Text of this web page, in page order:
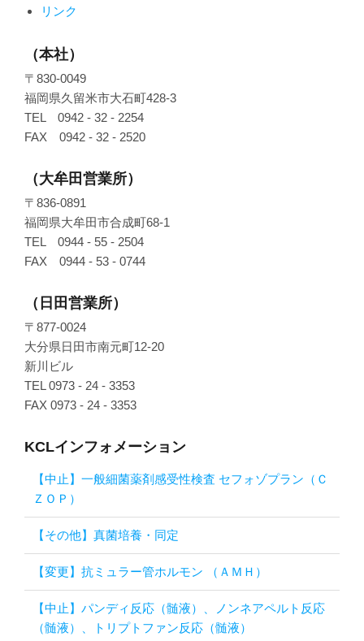
リンク
（本社）
〒830-0049
福岡県久留米市大石町428-3
TEL 0942 - 32 - 2254
FAX 0942 - 32 - 2520
（大牟田営業所）
〒836-0891
福岡県大牟田市合成町68-1
TEL 0944 - 55 - 2504
FAX 0944 - 53 - 0744
（日田営業所）
〒877-0024
大分県日田市南元町12-20
新川ビル
TEL 0973 - 24 - 3353
FAX 0973 - 24 - 3353
KCLインフォメーション
【中止】一般細菌薬剤感受性検査 セフォゾプラン（Ｃ
ＺＯＰ）
【その他】真菌培養・同定
【変更】抗ミュラー管ホルモン （ＡＭＨ）
【中止】パンディ反応（髄液）、ノンネアペルト反応
（髄液）、トリプトファン反応（髄液）